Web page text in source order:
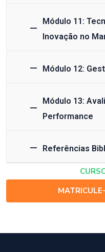
Módulo 11:
Inovação no
Módulo 12:
Módulo 13:
Performance
Referências